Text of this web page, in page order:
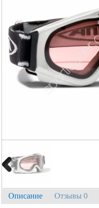
Описание Отзывы 0